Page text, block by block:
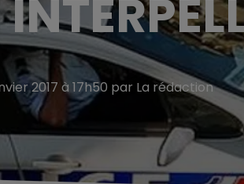
2017 à 17h50 par La rédaction